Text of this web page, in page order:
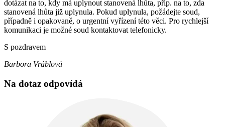
dotázat na to, kdy má uplynout stanovená lhůta, příp. na to, zda
stanovená lhůta již uplynula. Pokud uplynula, požádejte soud,
případně i opakovaně, o urgentní vyřízení této věci. Pro rychlejší
komunikaci je možné soud kontaktovat telefonicky.
S pozdravem
Barbora Vráblová
Na dotaz odpovídá